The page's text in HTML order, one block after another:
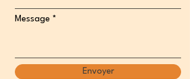
Message
Envoyer